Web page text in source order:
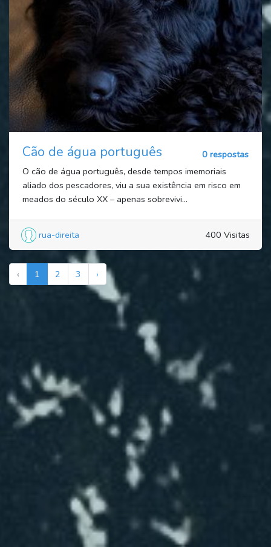
Cão de água português
0 respostas
O cão de água português, desde tempos imemoriais
aliado dos pescadores, viu a sua existência em risco em
meados do século XX – apenas sobrevivi...
rua-direita 400 Visitas
‹ 1 2 3 ›